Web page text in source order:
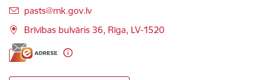
E-pasts:
pasts@mk.gov.lv
Brīvības bulvāris 36, Rīga, LV-1520